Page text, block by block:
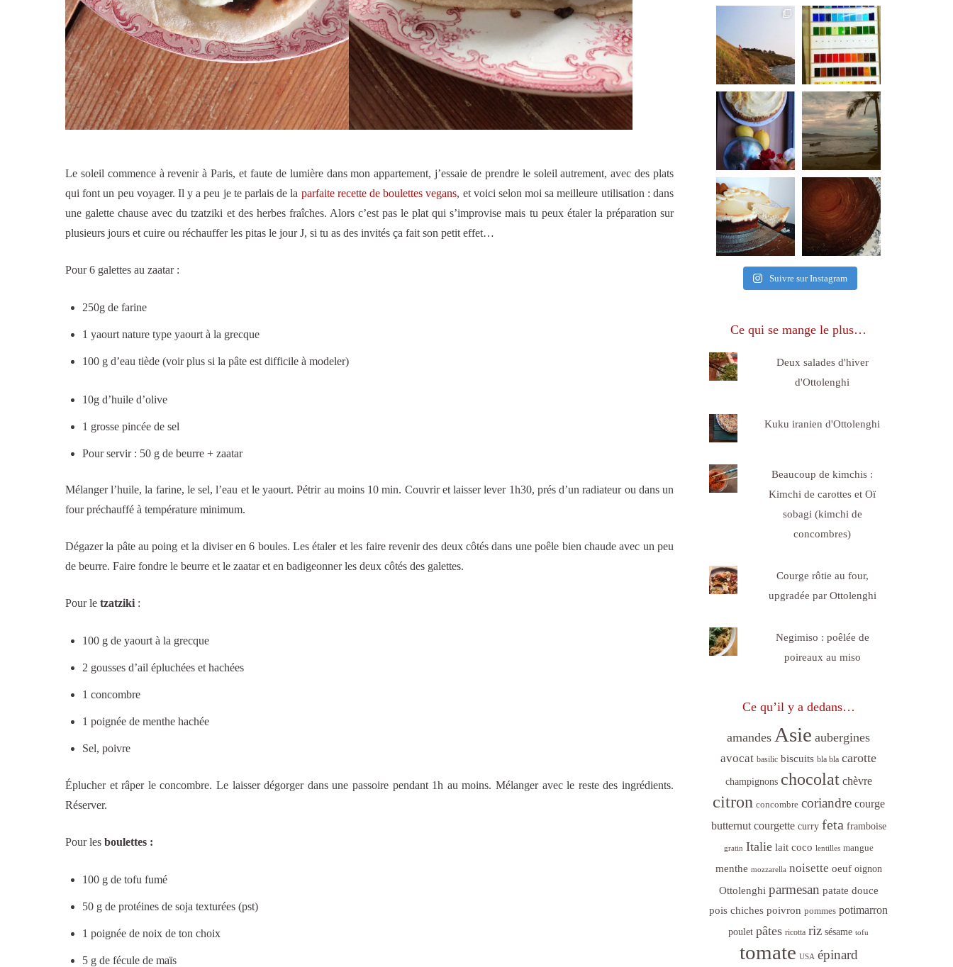
Le soleil commence à revenir à Paris, et faute de lumière dans mon appartement, j’essaie de prendre le soleil autrement, avec des plats
qui font un peu voyager. Il y a peu je te parlais de la parfaite recette de boulettes vegans, et voici selon moi sa meilleure utilisation : dans
une galette chause avec du tzatziki et des herbes fraîches. Alors c’est pas le plat qui s’improvise mais tu peux étaler la préparation sur
plusieurs jours et cuire ou réchauffer les pitas le jour J, si tu as des invités ça fait son petit effet…
Pour 6 galettes au zaatar :
250g de farine
1 yaourt nature type yaourt à la grecque
100 g d’eau tiède (voir plus si la pâte est difficile à modeler)
10g d’huile d’olive
1 grosse pincée de sel
Pour servir : 50 g de beurre + zaatar
Mélanger l’huile, la farine, le sel, l’eau et le yaourt. Pétrir au moins 10 min. Couvrir et laisser lever 1h30, prés d’un radiateur ou dans un
four préchauffé à température minimum.
Dégazer la pâte au poing et la diviser en 6 boules. Les étaler et les faire revenir des deux côtés dans une poêle bien chaude avec un peu
de beurre. Faire fondre le beurre et le zaatar et en badigeonner les deux côtés des galettes.
Pour le tzatziki:
100 g de yaourt à la grecque
2 gousses d’ail épluchées et hachées
1 concombre
1 poignée de menthe hachée
Sel, poivre
Éplucher et râper le concombre. Le laisser dégorger dans une passoire pendant 1h au moins. Mélanger avec le reste des ingrédients.
Réserver.
Pour les boulettes :
100 g de tofu fumé
50 g de protéines de soja texturées (pst)
1 poignée de noix de ton choix
5 g de fécule de maïs
Suivre sur Instagram
Ce qui se mange le plus…
Deux salades d'hiver
d'Ottolenghi
Kuku iranien d'Ottolenghi
Beaucoup de kimchis :
Kimchi de carottes et Oï
sobagi (kimchi de
concombres)
Courge rôtie au four,
upgradée par Ottolenghi
Negimiso : poêlée de
poireaux au miso
Ce qu’il y a dedans…
amandes Asie aubergines
avocat basilic biscuits bla bla carotte
champignons chocolat chèvre
citron concombre coriandre courge
butternut courgette curry feta framboise
gratin Italie lait coco lentilles mangue
menthe mozzarella noisette oeuf oignon
Ottolenghi parmesan patate douce
pois chiches poivron pommes potimarron
poulet pâtes ricotta riz sésame tofu
tomate USA épinard